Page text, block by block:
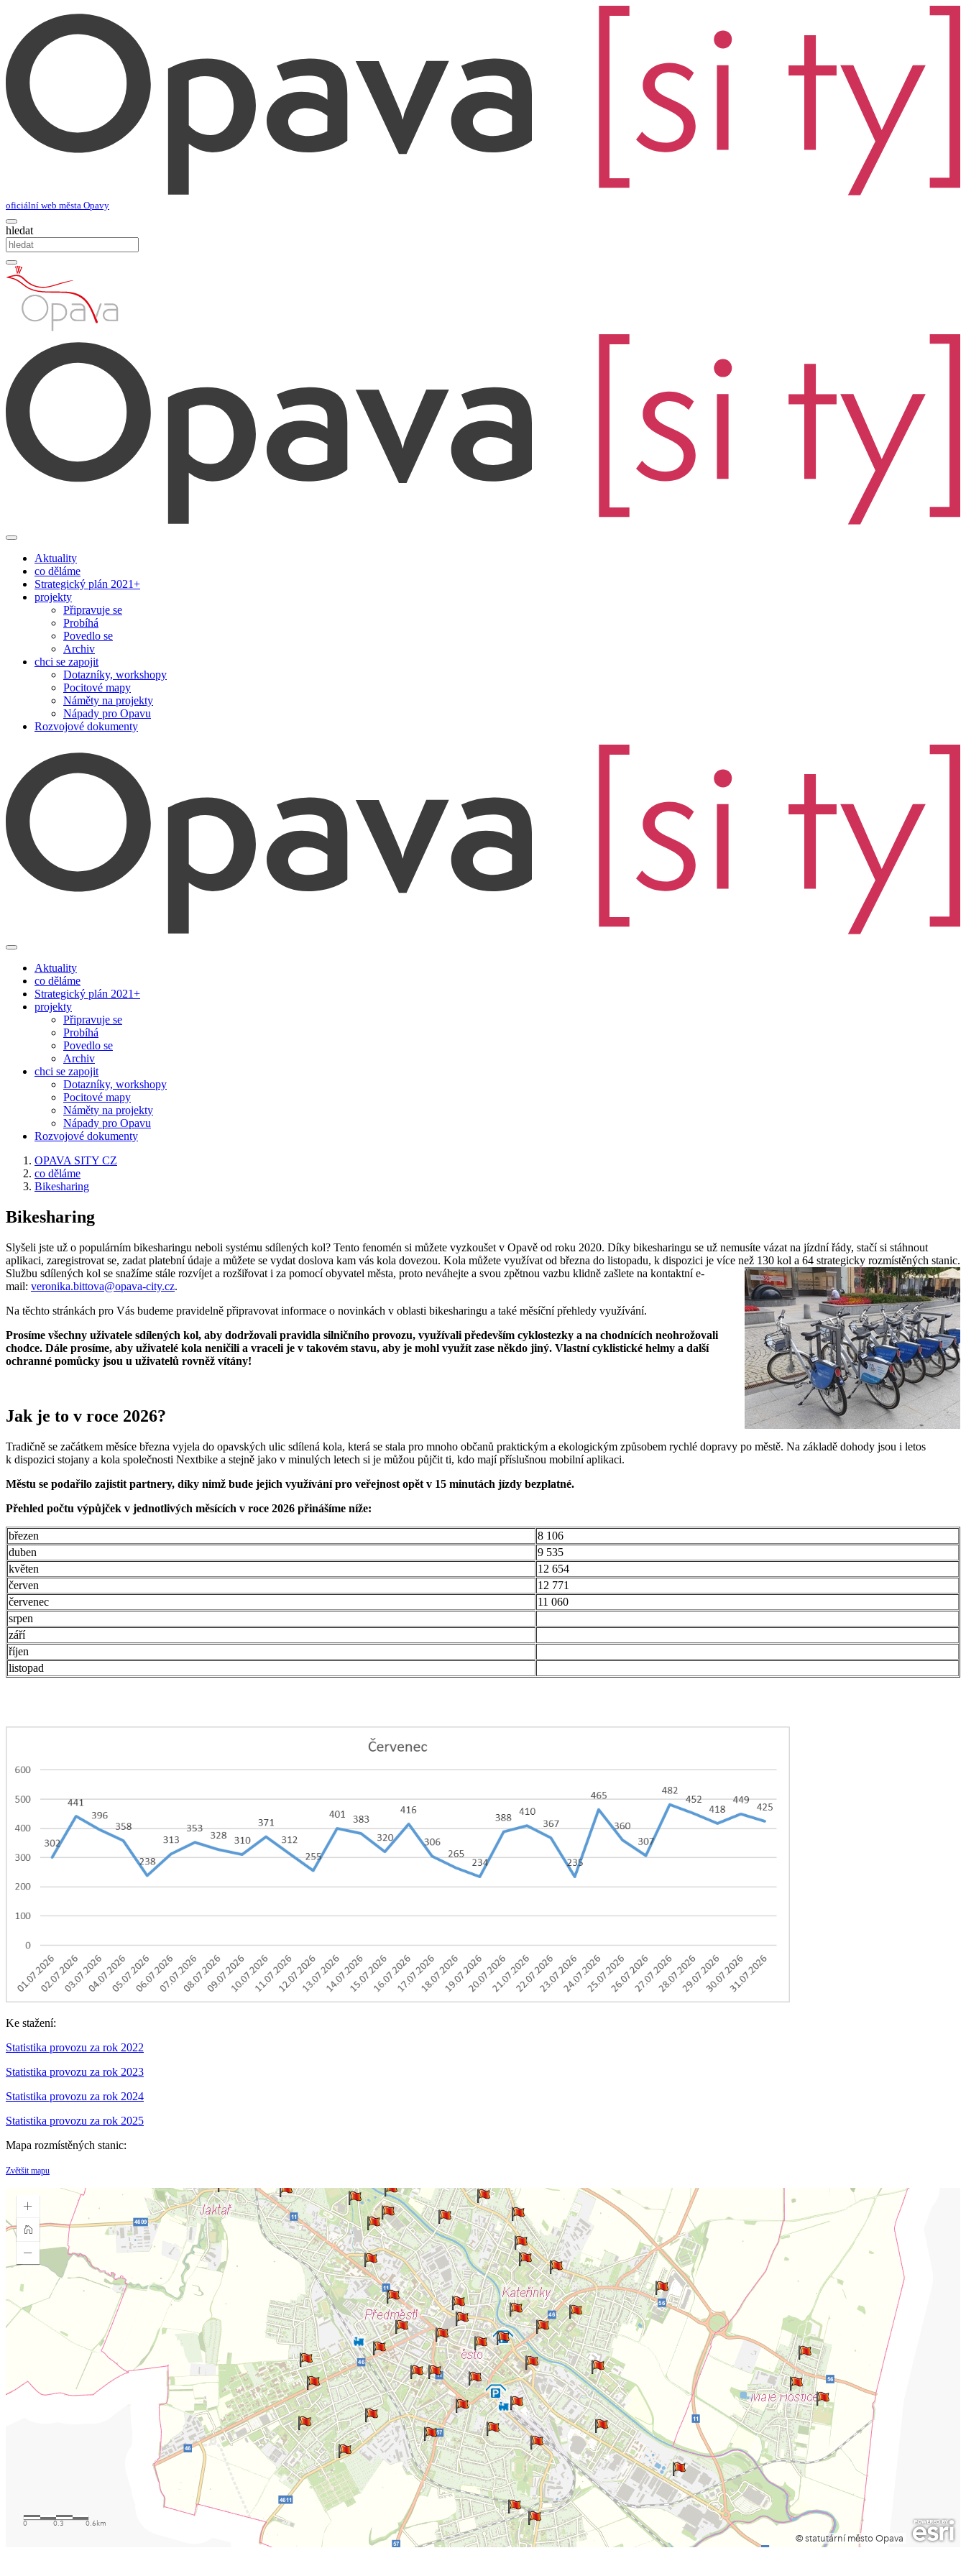
oficiální web města Opavy
hledat
Aktuality
co děláme
Strategický plán 2021+
projekty
Připravuje se
Probíhá
Povedlo se
Archiv
chci se zapojit
Dotazníky, workshopy
Pocitové mapy
Náměty na projekty
Nápady pro Opavu
Rozvojové dokumenty
Aktuality
co děláme
Strategický plán 2021+
projekty
Připravuje se
Probíhá
Povedlo se
Archiv
chci se zapojit
Dotazníky, workshopy
Pocitové mapy
Náměty na projekty
Nápady pro Opavu
Rozvojové dokumenty
OPAVA SITY CZ
co děláme
Bikesharing
Bikesharing
Slyšeli jste už o populárním bikesharingu neboli systému sdílených kol? Tento fenomén si můžete vyzkoušet v Opavě od roku 2020. Díky bikesharingu se už nemusíte vázat na jízdní řády, stačí si stáhnout
aplikaci, zaregistrovat se, zadat platební údaje a můžete se vydat doslova kam vás kola dovezou. Kola můžete využívat od března do listopadu, k dispozici je více než 130 kol a 64 strategicky rozmístěných stanic.
Službu sdílených kol se snažíme stále rozvíjet a rozšiřovat i za pomocí obyvatel města, proto neváhejte a svou zpětnou vazbu klidně zašlete na kontaktní e-
mail: veronika.bittova@opava-city.cz.
Na těchto stránkách pro Vás budeme pravidelně připravovat informace o novinkách v oblasti bikesharingu a také měsíční přehledy využívání.
Prosíme všechny uživatele sdílených kol, aby dodržovali pravidla silničního provozu, využívali především cyklostezky a na chodnících neohrožovali
chodce. Dále prosíme, aby uživatelé kola neničili a vraceli je v takovém stavu, aby je mohl využít zase někdo jiný. Vlastní cyklistické helmy a další
ochranné pomůcky jsou u uživatelů rovněž vítány!
Jak je to v roce 2026?
Tradičně se začátkem měsíce března vyjela do opavských ulic sdílená kola, která se stala pro mnoho občanů praktickým a ekologickým způsobem rychlé dopravy po městě. Na základě dohody jsou i letos
k dispozici stojany a kola společnosti Nextbike a stejně jako v minulých letech si je můžou půjčit ti, kdo mají příslušnou mobilní aplikaci.
Městu se podařilo zajistit partnery, díky nimž bude jejich využívání pro veřejnost opět v 15 minutách jízdy bezplatné.
Přehled počtu výpůjček v jednotlivých měsících v roce 2026 přinášíme níže:
březen
8 106
duben
9 535
květen
12 654
červen
12 771
červenec
11 060
srpen
září
říjen
listopad
Ke stažení:
Statistika provozu za rok 2022
Statistika provozu za rok 2023
Statistika provozu za rok 2024
Statistika provozu za rok 2025
Mapa rozmístěných stanic:
Zvětšit mapu